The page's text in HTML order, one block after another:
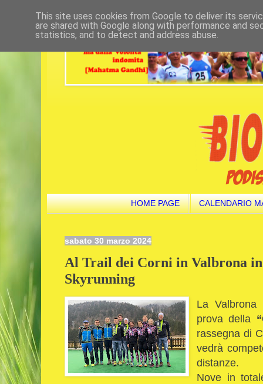
HOME PAGE CALENDARIO
sabato 30 marzo 2024
Al Trail dei Corni in Valbrona
Skyrunning
La
prova della
rassegna di
vedrà
distanze.
Nove in
This site uses cookies from Google to deliver its
are shared with Google along with performance and
statistics, and to detect and address abuse.